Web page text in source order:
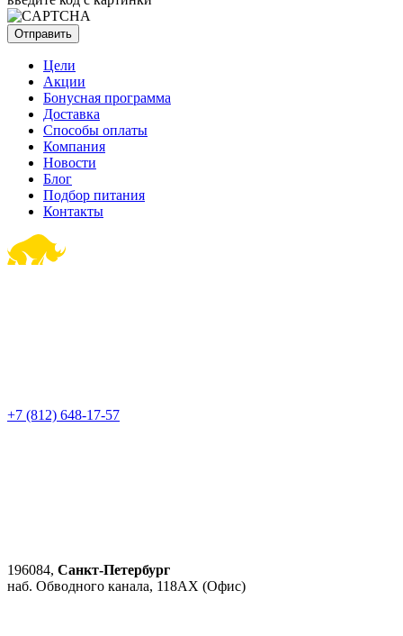
Цели
Акции
Бонусная программа
Доставка
Способы оплаты
Компания
Новости
Блог
Подбор питания
Контакты
+7 (812) 648-17-57
196084, Санкт-Петербург
наб. Обводного канала, 118АХ (Офис)